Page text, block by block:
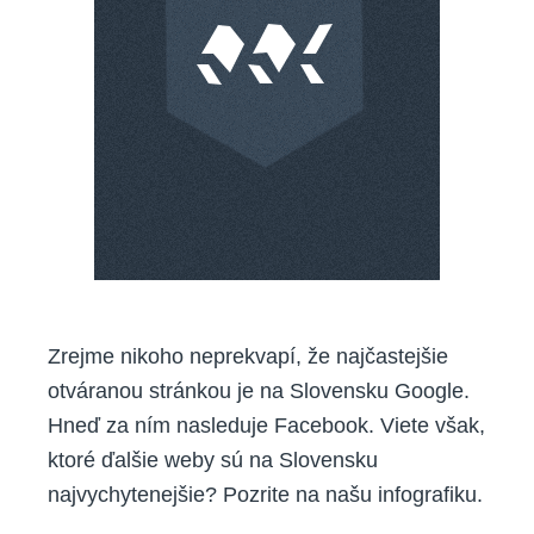
Zrejme nikoho neprekvapí, že najčastejšie
otváranou stránkou je na Slovensku Google.
Hneď za ním nasleduje Facebook. Viete však,
ktoré ďalšie weby sú na Slovensku
najvychytenejšie? Pozrite na našu infografiku.